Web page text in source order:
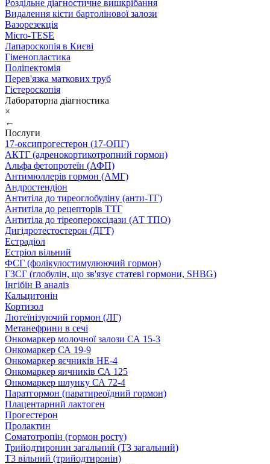
Роздільне діагностичне вишкрібання
Видалення кісти бартолінової залози
Вазорезекція
Micro-TESE
Лапароскопія в Києві
Гіменопластика
Поліпектомія
Перев'язка маткових труб
Гістероскопія
Лабораторна діагностика
×
←
Послуги
17-оксипрогестерон (17-ОПГ)
АКТГ (адренокортикотропний гормон)
Альфа фетопротеїн (АФП)
Антимюллерів гормон (АМГ)
Андростендіон
Антитіла до тиреоглобуліну (анти-ТГ)
Антитіла до рецепторів ТТГ
Антитіла до тіреопероксідази (АТ ТПО)
Дигідротестостерон (ДГТ)
Естрадіол
Естріол вільний
ФСГ (фолікулостимулюючий гормон)
ГЗСГ (глобулін, що зв'язує статеві гормони, SHBG)
Інгібін B аналіз
Кальцитонін
Кортизол
Лютеїнізуючий гормон (ЛГ)
Метанефрини в сечі
Онкомаркер молочної залози СА 15-3
Онкомаркер СА 19-9
Онкомаркер яєчників НЕ-4
Онкомаркер яичників СА 125
Онкомаркер шлунку СА 72-4
Паратгормон (паратиреоїдний гормон)
Плацентарний лактоген
Прогестерон
Пролактин
Соматотропін (гормон росту)
Трийодтиронин загальний (Т3 загальний)
Т3 вільний (трийодтиронін)